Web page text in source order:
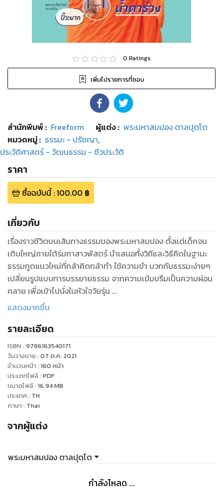
0 Ratings
เพิ่มไปรายการที่ชอบ
สำนักพิมพ์: Freeform ผู้แต่ง : พระมหาสมปอง ตาลปุตฺโต
หมวดหมู่: ธรรมะ - ปรัชญา,
ประวัติศาสตร์ - วัฒนธรรม - ชีวประวัติ
ราคา
ซื้อฉบับนี้:100.00 ฿
เกี่ยวกับ
เรื่องราวชีวิตบนเส้นทางธรรมของพระมหาสมปอง ตั้งแต่เด็กจน
เติบใหญ่ภายใต้ร่มกาสาวพัสตร์ นำเสนอทั้งวิถีและวิธีคิดในฐานะ
ธรรมทูตแนวใหม่ที่กล้าคิดกล้าทำ ใช้ความขำ บวกกับธรรมะง่ายๆ
เปลี่ยนรูปแบบการบรรยายธรรม จากความเข้มขรึมเป็นความผ่อน
คลาย เพื่อเข้าไปนั่งในหัวใจวัยรุ่น
ไม่ยอมแพ้ที่รับรองได้เลยว่า เมื่อหน้าสุดท้ายของหนังสือเล่มนี้ถูก
ปิดลง ผู้อ่านทุกคนจะไม่สงสัยเลยว่า ทำไมวันนี้ พระมหาสมปอง
กลายมาเป็น พส. ที่ต๊าซที่สุดแห่งยุคได้ แม้ผู้หลักผู้ใหญ่ในบ้าน
แสดงมากขึ้น
รายละเอียด
ISBN : 9786163540171
วันวางขาย : 07 ต.ค. 2021
จำนวนหน้า : 160 หน้า
ประเภทไฟล์: PDF
ขนาดไฟล์: 16.94MB
ประเทศ: TH
ภาษา : Thai
จากผู้แต่ง
พระมหาสมปอง ตาลปุตฺโต
กำลังโหลด ...